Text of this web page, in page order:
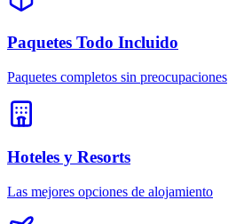
Paquetes Todo Incluido
Paquetes completos sin preocupaciones
Hoteles y Resorts
Las mejores opciones de alojamiento